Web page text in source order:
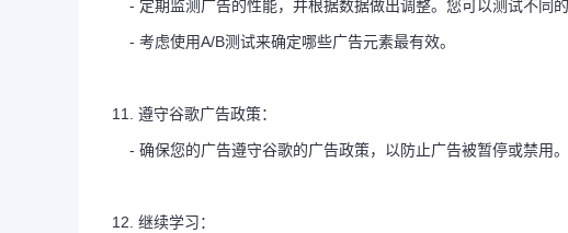
- 定期监测广告的性能，并根据数据做出调整。您可以测试不同
- 考虑使用A/B测试来确定哪些广告元素最有效。
11. 遵守谷歌广告政策：
- 确保您的广告遵守谷歌的广告政策，以防止广告被暂停或禁用。
12. 继续学习：